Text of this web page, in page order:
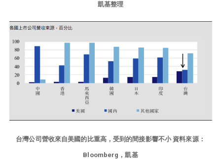
凱基整理
台灣公司營收來自美國的比重高，受到的間接影響不小 資料來源：
Bloomberg，凱基